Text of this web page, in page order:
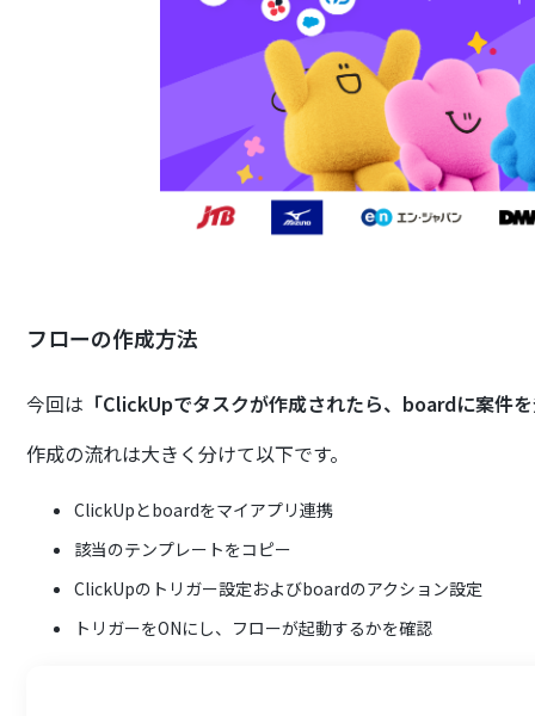
フローの作成方法
今回は 「ClickUpでタスクが作成されたら、boardに案件
作成の流れは大きく分けて以下です。
ClickUpとboardをマイアプリ連携
該当のテンプレートをコピー
ClickUpのトリガー設定およびboardのアクション設定
トリガーをONにし、フローが起動するかを確認